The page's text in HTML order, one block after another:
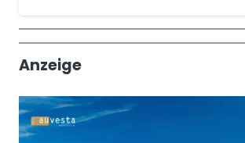
Wochenrückblick
Trendthemen
Anzeige